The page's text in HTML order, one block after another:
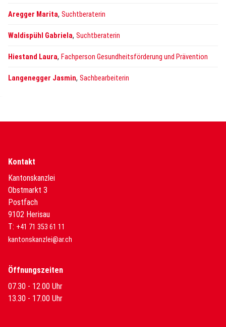
Aregger Marita, Suchtberaterin
Waldispühl Gabriela, Suchtberaterin
Hiestand Laura, Fachperson Gesundheitsförderung und Prävention
Langenegger Jasmin, Sachbearbeiterin
Kontakt
Kantonskanzlei
Obstmarkt 3
Postfach
9102 Herisau
T: +41 71 353 61 11
kantonskanzlei@ar.ch
Öffnungszeiten
07.30 - 12.00 Uhr
13.30 - 17.00 Uhr